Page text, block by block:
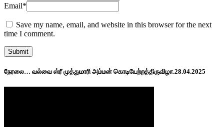
Email*
Save my name, email, and website in this browser for the next
time I comment.
நேரலை… வல்வை ஸ்ரீ முத்துமாரி அம்மன் கொடியேற்றத்திருவிழா.28.04.2025